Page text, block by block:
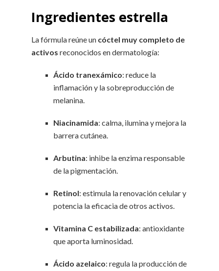
Ingredientes estrella
La fórmula reúne un cóctel muy completo de
activos reconocidos en dermatología:
Ácido tranexámico: reduce la
inflamación y la sobreproducción de
melanina.
Niacinamida: calma, ilumina y mejora la
barrera cutánea.
Arbutina: inhibe la enzima responsable
de la pigmentación.
Retinol: estimula la renovación celular y
potencia la eficacia de otros activos.
Vitamina C estabilizada: antioxidante
que aporta luminosidad.
Ácido azelaico: regula la producción de